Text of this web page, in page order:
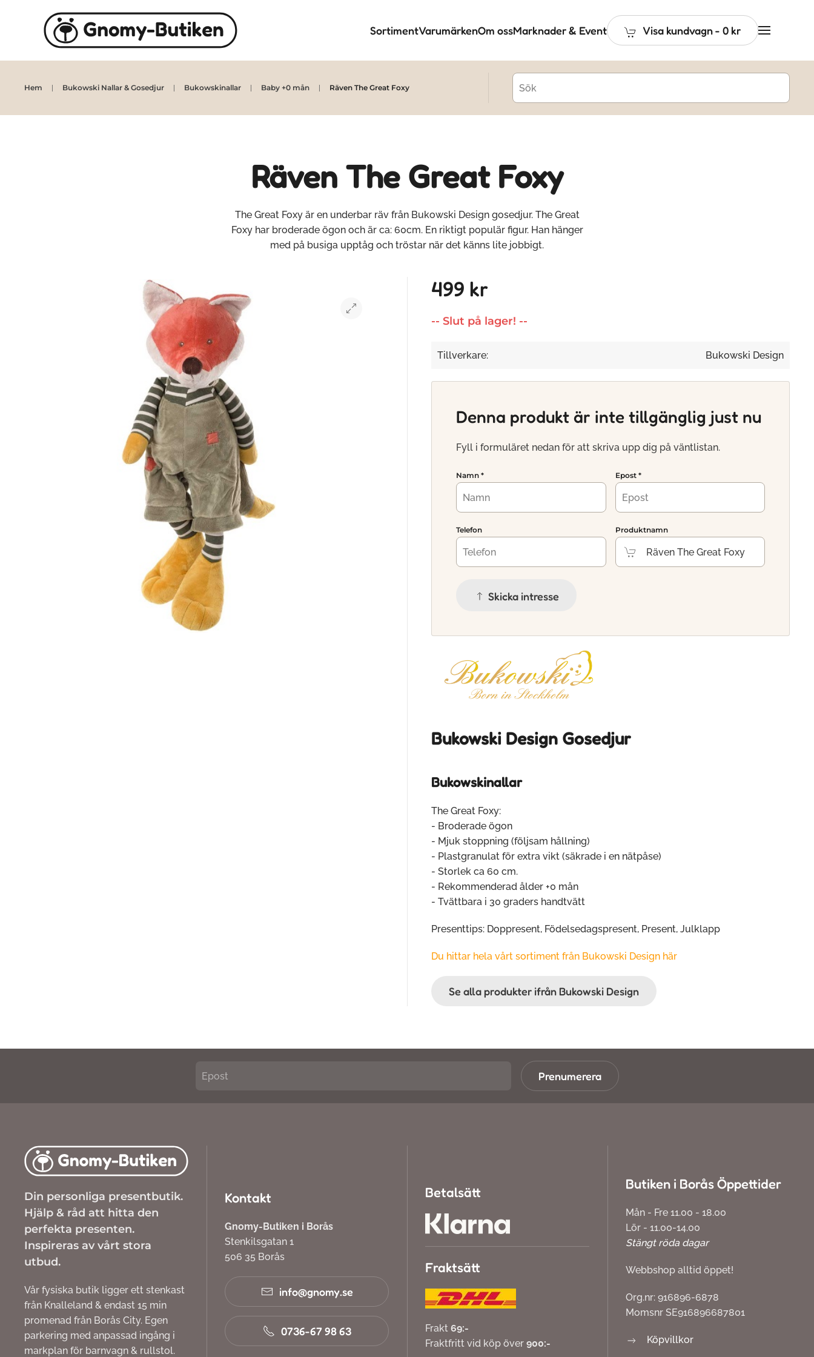
Skip to main content SortimentVarumärkenOm ossMarknader & Event Visa kundvagn- 0 kr
Hem Bukowski Nallar & Gosedjur Bukowskinallar Baby +0 mån Räven The Great Foxy
Räven The Great Foxy
The Great Foxy är en underbar räv från Bukowski Design gosedjur. The Great
Foxy har broderade ögon och är ca: 60cm. En riktigt populär figur. Han hänger
med på busiga upptåg och tröstar när det känns lite jobbigt.
499 kr
-- Slut på lager! --
Tillverkare: Bukowski Design
Denna produkt är inte tillgänglig just nu
Fyll i formuläret nedan för att skriva upp dig på väntlistan.
Namn * Epost *
Telefon Produktnamn
Skicka intresse
Bukowski Design Gosedjur
Bukowskinallar
The Great Foxy:
- Broderade ögon
- Mjuk stoppning (följsam hållning)
- Plastgranulat för extra vikt (säkrade i en nätpåse)
- Storlek ca 60 cm.
- Rekommenderad ålder +0 mån
- Tvättbara i 30 graders handtvätt
Presenttips: Doppresent, Födelsedagspresent, Present, Julklapp
Du hittar hela vårt sortiment från Bukowski Design här
Se alla produkter ifrån Bukowski Design
Prenumerera
Din personliga presentbutik.
Hjälp & råd att hitta den
perfekta presenten.
Inspireras av vårt stora
utbud.
Vår fysiska butik ligger ett stenkast
från Knalleland & endast 15 min
promenad från Borås City. Egen
parkering med anpassad ingång i
markplan för barnvagn & rullstol.
Kontakt
Gnomy-Butiken i Borås
Stenkilsgatan 1
506 35 Borås
info@gnomy.se
0736-67 98 63
Betalsätt
Fraktsätt
Frakt 69:-
Fraktfritt vid köp över 900:-
Butiken i Borås Öppettider
Mån - Fre 11.00 - 18.00
Lör - 11.00-14.00
Stängt röda dagar
Webbshop alltid öppet!
Org.nr: 916896-6878
Momsnr SE916896687801
Köpvillkor